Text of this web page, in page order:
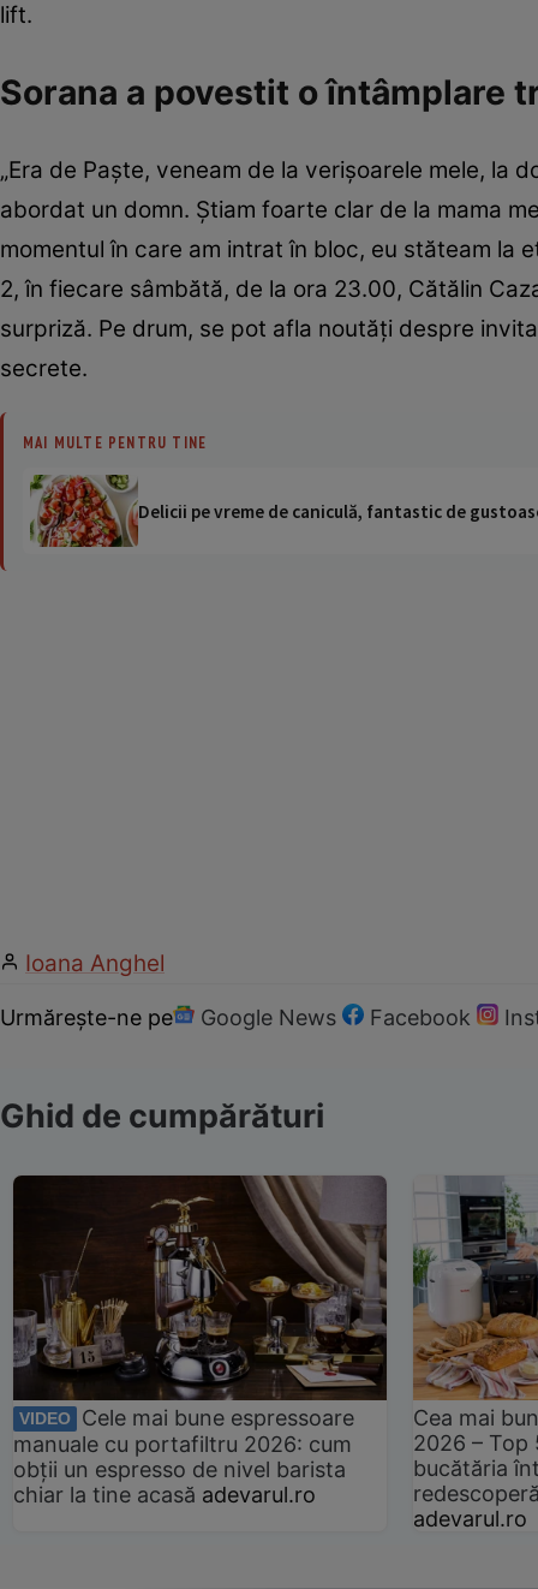
lift.
Sorana a povestit o întâmplare
„Era de Paște, veneam de la verișoarele mele,
abordat un domn. Știam foarte clar de la mama
momentul în care am intrat în bloc, eu stăteam la
2, în fiecare sâmbătă, de la ora 23.00, Cătălin
surpriză. Pe drum, se pot afla noutăți despre
secrete.
MAI MULTE PENTRU TINE
Delicii pe vreme de caniculă, fantastic de
Ioana Anghel
Urmărește-ne pe Google News Facebook
Ghid de cumpărături
VIDEO
Cele mai bune espressoare
manuale cu portafiltru 2026: cum
obții un espresso de nivel barista
chiar la tine acasă adevarul.ro
Cea mai
2026 –
bucătăria
adevarul.ro